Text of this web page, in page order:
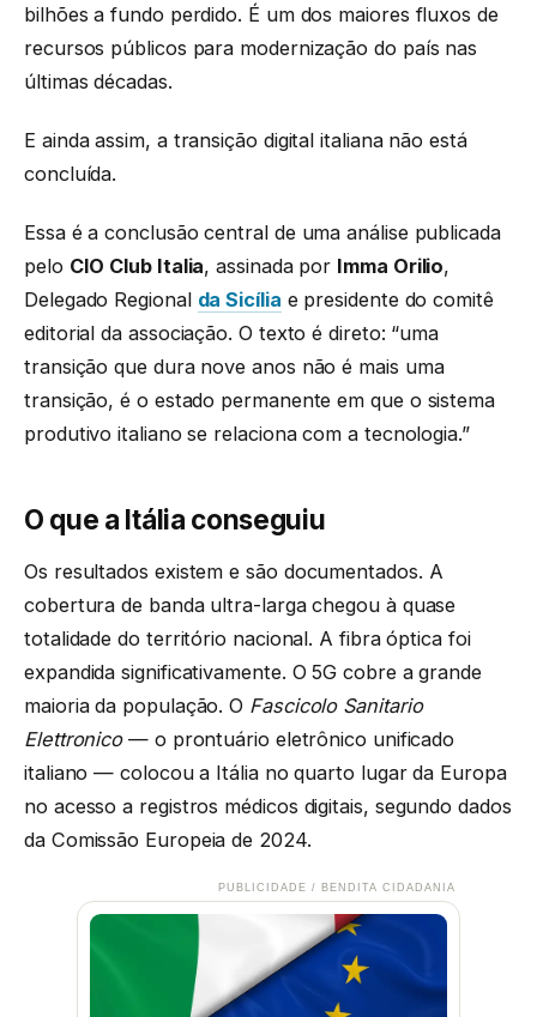
bilhões a fundo perdido. É um dos maiores fluxos de
recursos públicos para modernização do país nas
últimas décadas.
E ainda assim, a transição digital italiana não está
concluída.
Essa é a conclusão central de uma análise publicada
pelo CIO Club Italia, assinada por Imma Orilio,
Delegado Regional da Sicília e presidente do comitê
editorial da associação. O texto é direto: “uma
transição que dura nove anos não é mais uma
transição, é o estado permanente em que o sistema
produtivo italiano se relaciona com a tecnologia.”
O que a Itália conseguiu
Os resultados existem e são documentados. A
cobertura de banda ultra-larga chegou à quase
totalidade do território nacional. A fibra óptica foi
expandida significativamente. O 5G cobre a grande
maioria da população. O Fascicolo Sanitario
Elettronico— o prontuário eletrônico unificado
italiano — colocou a Itália no quarto lugar da Europa
no acesso a registros médicos digitais, segundo dados
da Comissão Europeia de 2024.
PUBLICIDADE / BENDITA CIDADANIA